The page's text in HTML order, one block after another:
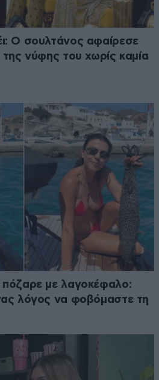
Ο σουλτάνος αφαίρεσε
νύφης του χωρίς καμία
πόζαρε με λαγοκέφαλο:
λόγος να φοβόμαστε τη